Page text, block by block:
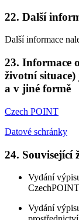
22. Další
Další informace
23. Informace
životní
a v jiné formě
Czech POINT
Datové schránky
24. Související
Vydání
Vydání